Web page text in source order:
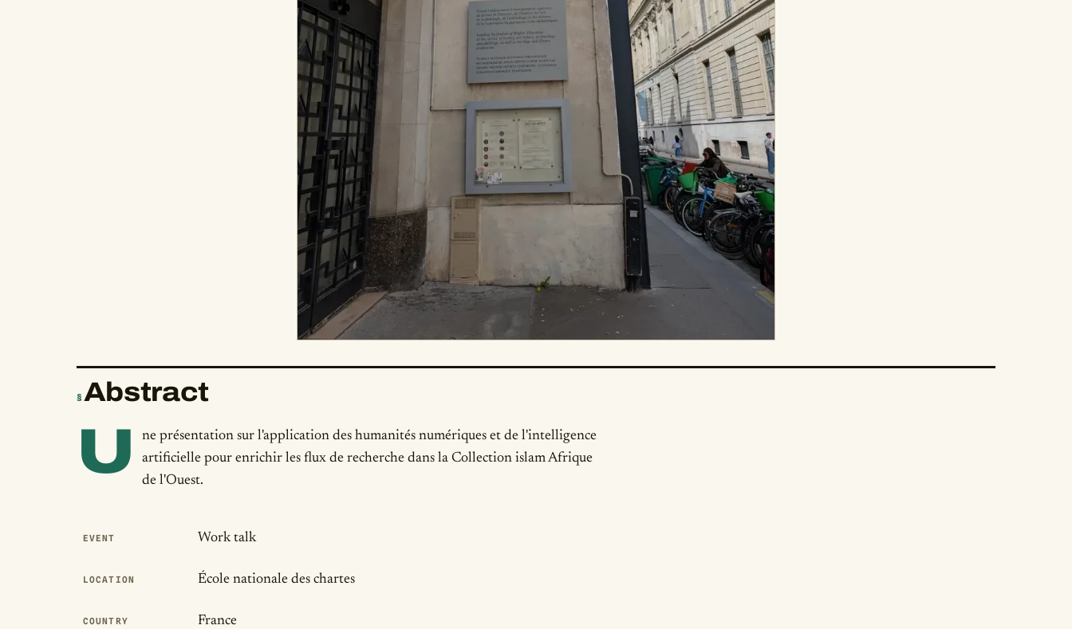
§ Abstract
U
ne présentation sur l'application des humanités numériques et de l'intelligence
artificielle pour enrichir les flux de recherche dans la Collection islam Afrique
de l'Ouest.
Publication Details
EVENT Work talk
LOCATION École nationale des chartes
COUNTRY France